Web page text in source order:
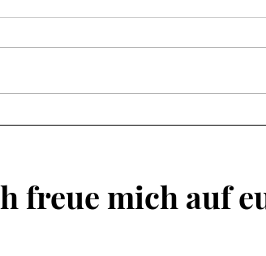
Anschlag von Berlin. Ein
zu ziehen, meint der
freue mich auf